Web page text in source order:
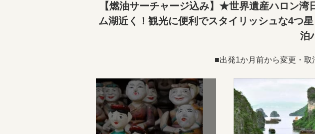
【燃油サーチャージ込み】★世界遺産ハロン
ム湖近く！観光に便利でスタイリッシュな4つ
泊
■出発1か月前から変更・